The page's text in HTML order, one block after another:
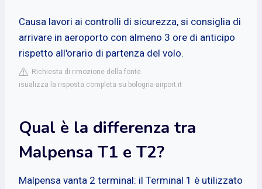
Causa lavori ai controlli di sicurezza, si consiglia di
arrivare in aeroporto con almeno 3 ore di anticipo
rispetto all'orario di partenza del volo.
Richiesta di rimozione della fonte
isualizza la risposta completa su bologna-airport.it
Qual è la differenza tra
Malpensa T1 e T2?
Malpensa vanta 2 terminal: il Terminal 1 è utilizzato